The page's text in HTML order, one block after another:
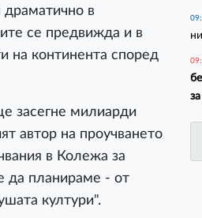
драматично в
се предвижда и в
на континента според
засегне милиарди
автор на проучването
в Колежа за
да планираме - от
култури".